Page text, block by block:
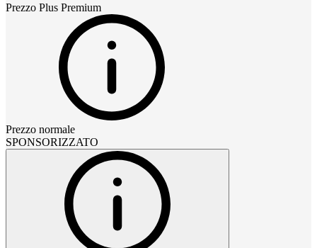
Prezzo Plus Premium
Prezzo normale
SPONSORIZZATO